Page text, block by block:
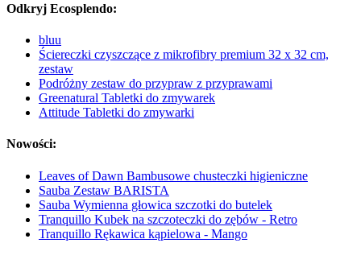
Odkryj Ecosplendo:
bluu
Ściereczki czyszczące z mikrofibry premium 32 x 32 cm,
zestaw
Podróżny zestaw do przypraw z przyprawami
Greenatural Tabletki do zmywarek
Attitude Tabletki do zmywarki
Nowości:
Leaves of Dawn Bambusowe chusteczki higieniczne
Sauba Zestaw BARISTA
Sauba Wymienna głowica szczotki do butelek
Tranquillo Kubek na szczoteczki do zębów - Retro
Tranquillo Rękawica kąpielowa - Mango